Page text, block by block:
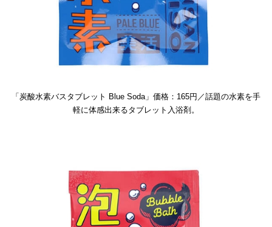
「炭酸水素バスタブレット Blue Soda」価格：165円／話題の水素を手
軽に体感出来るタブレット入浴剤。